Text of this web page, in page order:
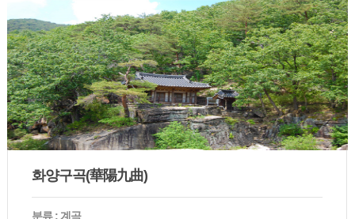
화양구곡(華陽九曲)
분류 : 계곡